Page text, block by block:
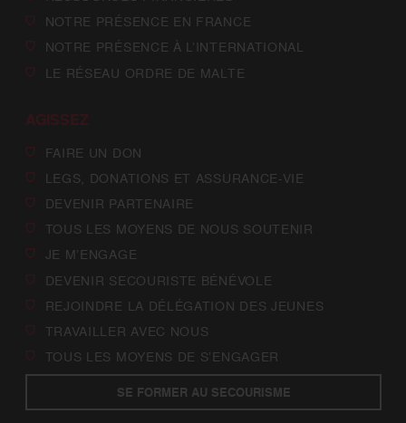
NOTRE PRÉSENCE EN FRANCE
NOTRE PRÉSENCE À L’INTERNATIONAL
LE RÉSEAU ORDRE DE MALTE
AGISSEZ
FAIRE UN DON
LEGS, DONATIONS ET ASSURANCE-VIE
DEVENIR PARTENAIRE
TOUS LES MOYENS DE NOUS SOUTENIR
JE M’ENGAGE
DEVENIR SECOURISTE BÉNÉVOLE
REJOINDRE LA DÉLÉGATION DES JEUNES
TRAVAILLER AVEC NOUS
TOUS LES MOYENS DE S’ENGAGER
SE FORMER AU SECOURISME